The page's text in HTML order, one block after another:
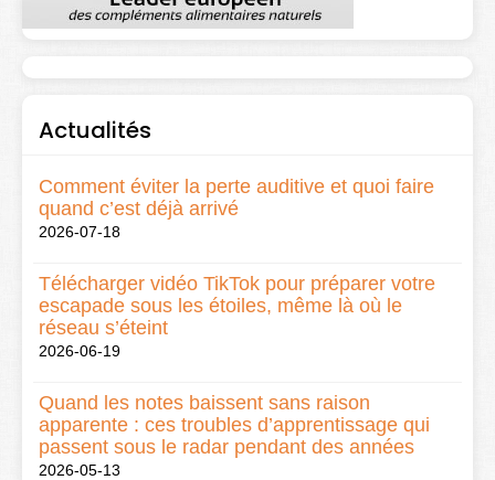
Actualités
Comment éviter la perte auditive et quoi faire
quand c’est déjà arrivé
2026-07-18
Télécharger vidéo TikTok pour préparer votre
escapade sous les étoiles, même là où le
réseau s’éteint
2026-06-19
Quand les notes baissent sans raison
apparente : ces troubles d’apprentissage qui
passent sous le radar pendant des années
2026-05-13